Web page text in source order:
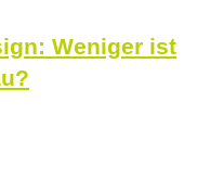
Weniger ist